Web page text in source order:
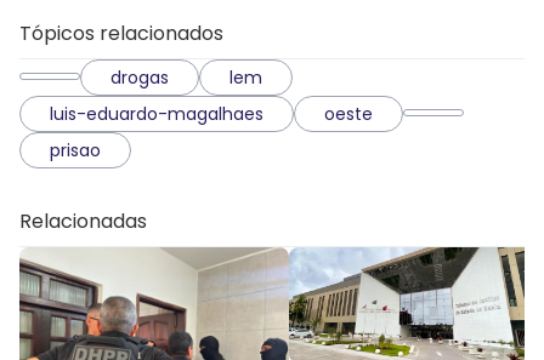
Tópicos relacionados
drogas
lem
luis-eduardo-magalhaes
oeste
prisao
Relacionadas